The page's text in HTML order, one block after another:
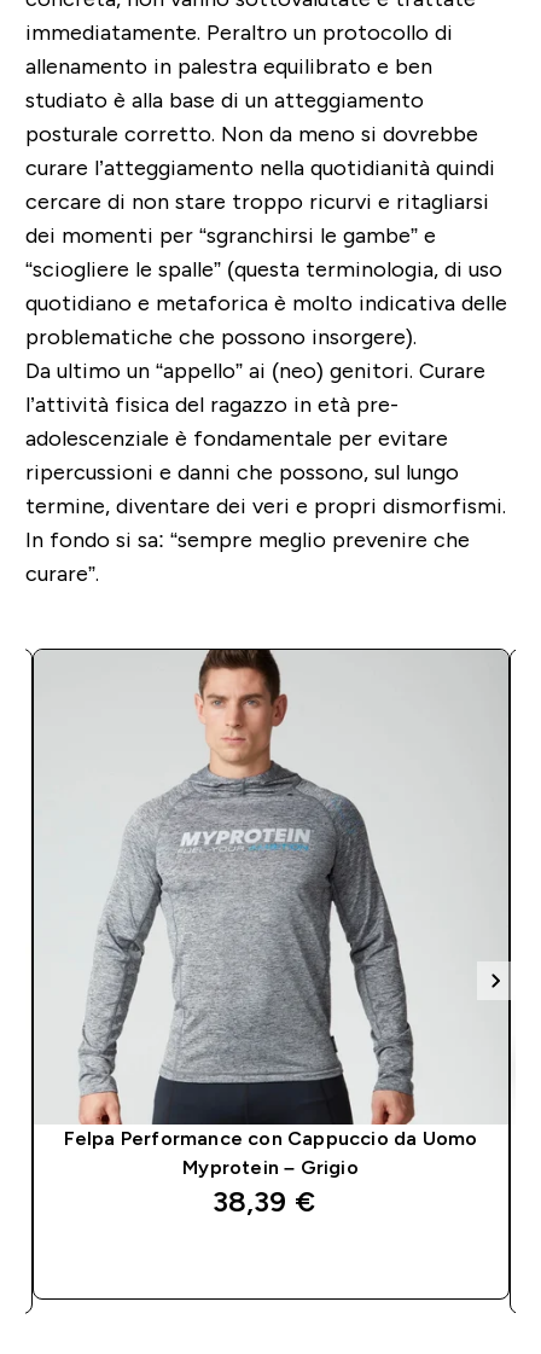
immediatamente. Peraltro un protocollo di
allenamento in palestra equilibrato e ben
studiato è alla base di un atteggiamento
posturale corretto. Non da meno si dovrebbe
curare l’atteggiamento nella quotidianità quindi
cercare di non stare troppo ricurvi e ritagliarsi
dei momenti per “sgranchirsi le gambe” e
“sciogliere le spalle” (questa terminologia, di uso
quotidiano e metaforica è molto indicativa delle
problematiche che possono insorgere).
Da ultimo un “appello” ai (neo) genitori. Curare
l’attività fisica del ragazzo in età pre-
adolescenziale è fondamentale per evitare
ripercussioni e danni che possono, sul lungo
termine, diventare dei veri e propri dismorfismi.
In fondo si sa: “sempre meglio prevenire che
curare”.
Felpa Performance con Cappuccio da Uomo
Myprotein – Grigio
38,39 €‎